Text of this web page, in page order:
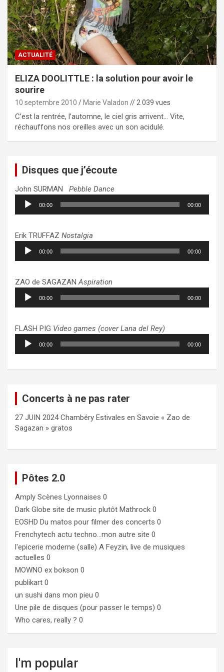
ACTUALITÉ
ELIZA DOOLITTLE : la solution pour avoir le
sourire
10 septembre 2010 Marie Valadon // 2 039 vues
C’est la rentrée, l’automne, le ciel gris arrivent… Vite,
réchauffons nos oreilles avec un son acidulé.
Disques que j’écoute
John SURMAN Pebble Dance
Lecteur
audio
00:00 00:00
Erik TRUFFAZ Nostalgia
Lecteur
audio
00:00 00:00
ZAO de SAGAZANAspiration
Lecteur
audio
00:00 00:00
FLASH PIG Video games (cover Lana del Rey)
Lecteur
audio
00:00 00:00
Concerts à ne pas rater
27 JUIN 2024 Chambéry Estivales en Savoie « Zao de
Sagazan » gratos
Pôtes 2.0
Amply Scènes Lyonnaises 0
Dark Globe site de music plutôt Mathrock 0
EOSHD Du matos pour filmer des concerts 0
Frenchytech actu techno…mon autre site 0
l'epicerie moderne (salle) A Feyzin, live de musiques
actuelles 0
MOWNO ex bokson 0
publikart 0
un sushi dans mon pieu 0
Une pile de disques (pour passer le temps) 0
Who cares, really ? 0
I'm popular